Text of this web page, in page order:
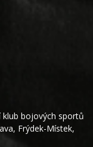
bojových sportů
Frýdek-Místek,